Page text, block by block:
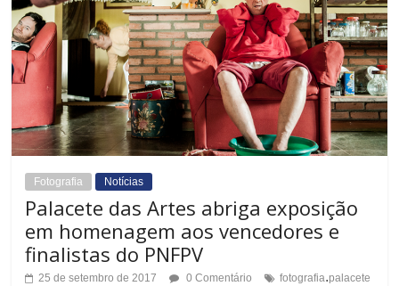
r
a
t
o
d
a
o
Fotografia Notícias
Palacete das Artes abriga exposição
em homenagem aos vencedores e
finalistas do PNFPV
25 de setembro de 2017 0 Comentário fotografia.palacete